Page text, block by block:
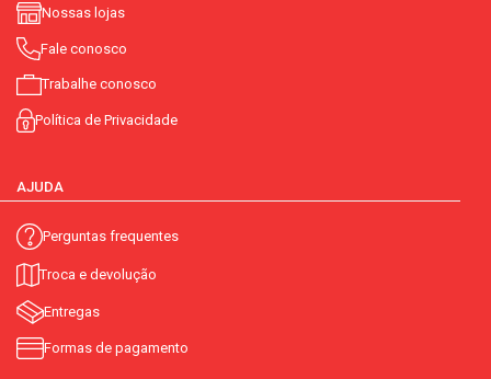
Nossas lojas
Fale conosco
Trabalhe conosco
Política de Privacidade
AJUDA
Perguntas frequentes
Troca e devolução
Entregas
Formas de pagamento